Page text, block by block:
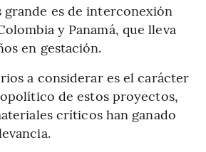
grande es de interconexión
y Panamá, que lleva
en gestación.
a considerar es el carácter
de estos proyectos,
críticos han ganado